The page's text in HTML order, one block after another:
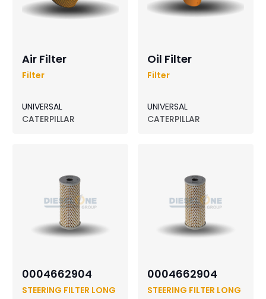
Air Filter
Filter
UNIVERSAL
CATERPILLAR
Oil Filter
Filter
UNIVERSAL
CATERPILLAR
0004662904
STEERING FILTER LONG
0004662904
STEERING FILTER LONG